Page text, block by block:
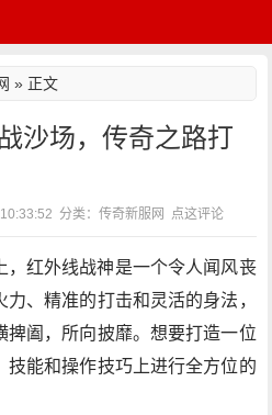
» 正文
沙场，传奇之路打
分类：传奇新服网 点这评论
，红外线战神是一个令人闻风丧
、精准的打击和灵活的身法，
捭阖，所向披靡。想要打造一位
技能和操作技巧上进行全方位的